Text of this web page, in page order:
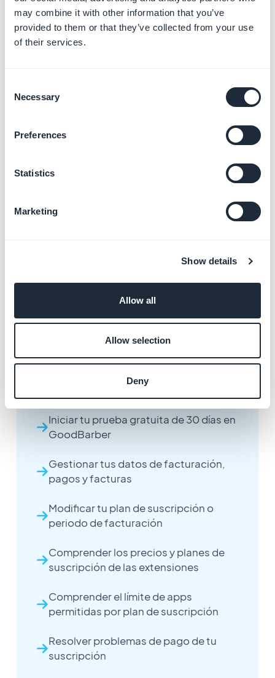
may combine it with other information that you’ve
provided to them or that they’ve collected from your use
of their services.
Selection
Necessary
Preferences
Statistics
Marketing
Show details
Allow all
Allow selection
Deny
hay suscripción.No tendrás la oportunidad de volver
al punto donde lo dejaste; tendrás que empezar desde
cero.
Tu nombre >
3. Haz clic en el botón "
" debajo de tu
4. Procede al pago con tarjeta de crédito o Paypal.
botón "Conviértete en reseller" y completa el
Otros artículos
Iniciar tu prueba gratuita de 30 días en
GoodBarber
Gestionar tus datos de facturación,
pagos y facturas
Modificar tu plan de suscripción o
periodo de facturación
Comprender los precios y planes de
suscripción de las extensiones
Comprender el límite de apps
permitidas por plan de suscripción
Resolver problemas de pago de tu
suscripción